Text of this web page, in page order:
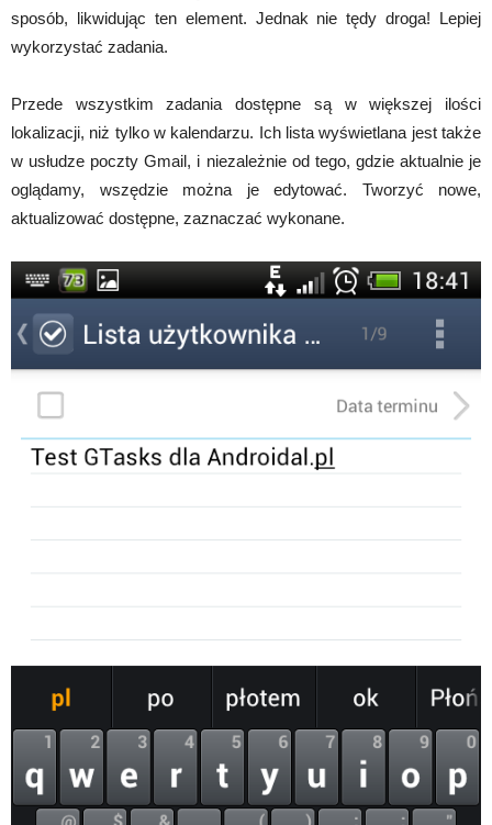
sposób, likwidując ten element. Jednak nie tędy droga! Lepiej
wykorzystać zadania.
Przede wszystkim zadania dostępne są w większej ilości
lokalizacji, niż tylko w kalendarzu. Ich lista wyświetlana jest także
w usłudze poczty Gmail, i niezależnie od tego, gdzie aktualnie je
oglądamy, wszędzie można je edytować. Tworzyć nowe,
aktualizować dostępne, zaznaczać wykonane.